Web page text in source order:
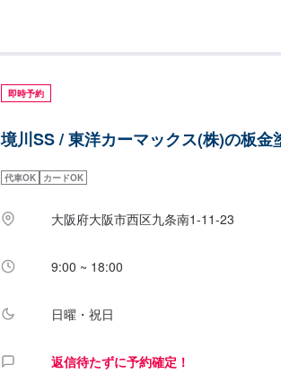
即時予約
境川SS / 東洋カーマックス(株)の板金
代車OK カードOK
大阪府大阪市西区九条南1-11-23
9:00 ~ 18:00
日曜・祝日
返信待たずに予約確定！